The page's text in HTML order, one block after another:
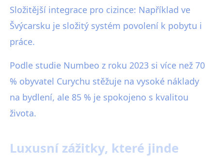
Složitější integrace pro cizince: Například ve
Švýcarsku je složitý systém povolení k pobytu i
práce.
Podle studie Numbeo z roku 2023 si více než 70
% obyvatel Curychu stěžuje na vysoké náklady
na bydlení, ale 85 % je spokojeno s kvalitou
života.
Luxusní zážitky, které jinde